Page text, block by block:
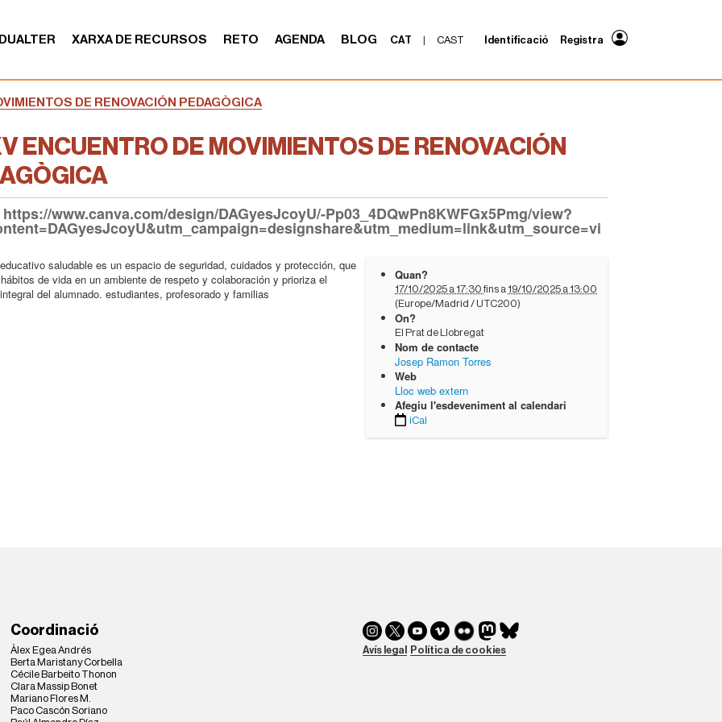
XARXA DE RECURSOS RETO AGENDA BLOG CAT | CAST Identificació Registra
DE RENOVACIÓN PEDAGÒGICA
ENCUENTRO DE MOVIMIENTOS DE RENOVACIÓN
www.canva.com/design/DAGyesJcoyU/-Pp03_4DQwPn8KWFGx5Pmg/view?
Quan?
17/10/2025 a 17:30 fins a 19/10/2025 a 13:00
(Europe/Madrid / UTC200)
On?
El Prat de Llobregat
Nom de contacte
Josep Ramon Torres
Web
Lloc web extern
Afegiu l'esdeveniment al calendari
iCal
saludable es un espacio de seguridad, cuidados y protección, que
de vida en un ambiente de respeto y colaboración y prioriza el
del alumnado. estudiantes, profesorado y familias
Coordinació
Àlex Egea Andrés
Berta Maristany Corbella
Cécile Barbeito Thonon
Clara Massip Bonet
Mariano Flores M.
Paco Cascón Soriano
Avís legal Política de cookies